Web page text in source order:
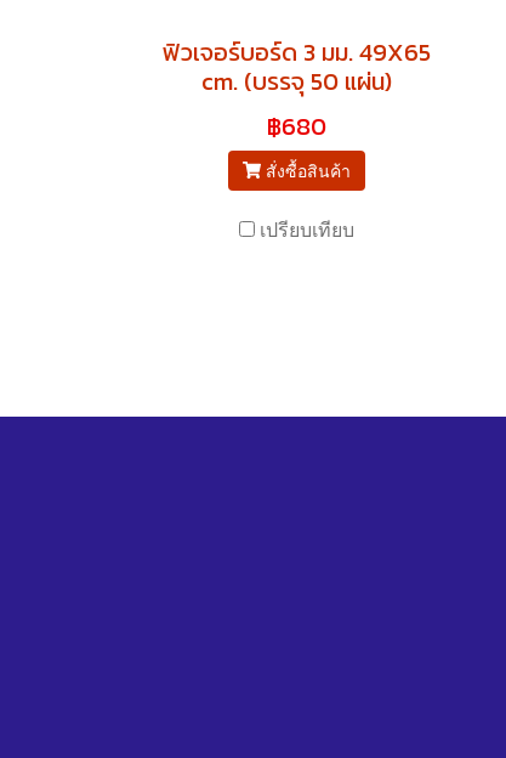
ฟิวเจอร์บอร์ด 3 มม. 49X65
cm. (บรรจุ 50 แผ่น)
฿680
สั่งซื้อสินค้า
เปรียบเทียบ